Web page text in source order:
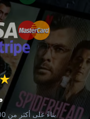
بناءً على أكثر من 1,500 تقييم موثق